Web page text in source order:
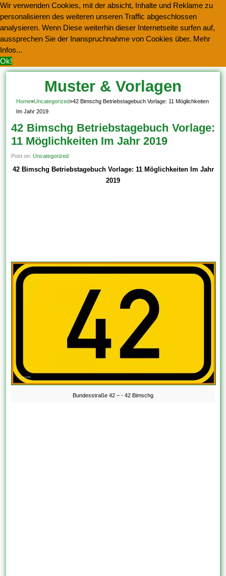
Wir verwenden Cookies, mit der absicht, Inhalte und Reklame zu
personalisieren des weiteren unseren Traffic abgeschlossen
analysieren. Wenn Diese weiterhin dieser Internetseite surfen auf,
aussprechen Sie der Inanspruchnahme von Cookies über. Mehr
Infos...
Ok!
Muster & Vorlagen
Kostenlos Herunterladen
Home»Uncategorized»42 Bimschg Betriebstagebuch Vorlage: 11 Möglichkeiten
Im Jahr 2019
42 Bimschg Betriebstagebuch Vorlage:
11 Möglichkeiten Im Jahr 2019
Post on:Uncategorized
42 Bimschg Betriebstagebuch Vorlage: 11 Möglichkeiten Im Jahr
2019
Bundesstraße 42 – - 42 Bimschg